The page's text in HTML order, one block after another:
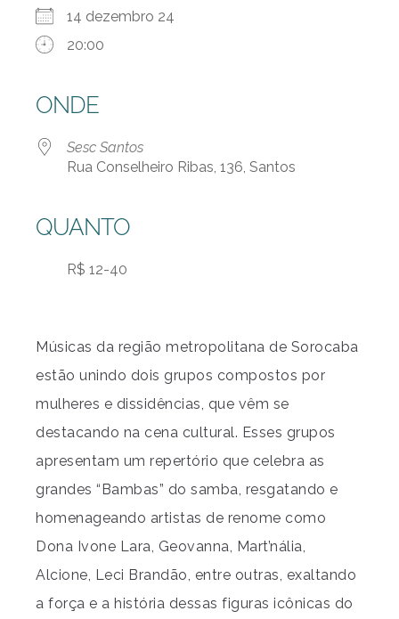
14 dezembro 24
20:00
ONDE
Sesc Santos
Rua Conselheiro Ribas, 136, Santos
QUANTO
R$ 12-40
Músicas da região metropolitana de Sorocaba
estão unindo dois grupos compostos por
mulheres e dissidências, que vêm se
destacando na cena cultural. Esses grupos
apresentam um repertório que celebra as
grandes “Bambas” do samba, resgatando e
homenageando artistas de renome como
Dona Ivone Lara, Geovanna, Mart’nália,
Alcione, Leci Brandão, entre outras, exaltando
a força e a história dessas figuras icônicas do